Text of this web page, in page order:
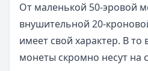
От маленькой 50-эровой
внушительной 20-
имеет свой характер. В то
монеты скромно несут на